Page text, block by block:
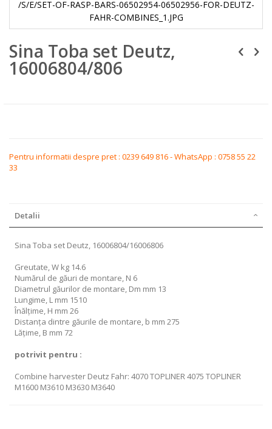
/S/E/SET-OF-RASP-BARS-06502954-06502956-FOR-DEUTZ-
FAHR-COMBINES_1.JPG
to
the
beginning
Sina Toba set Deutz,
16006804/806
Pentru informatii despre pret : 0239 649 816 - WhatsApp : 0758 55 22
33
Detalii
Sina Toba set Deutz, 16006804/16006806
Greutate, W kg 14.6
Numărul de găuri de montare, N 6
Diametrul găurilor de montare, Dm mm 13
Lungime, L mm 1510
Înălțime, H mm 26
Distanța dintre găurile de montare, b mm 275
Lățime, B mm 72
potrivit pentru :
Combine harvester Deutz Fahr: 4070 TOPLINER 4075 TOPLINER
M1600 M3610 M3630 M3640